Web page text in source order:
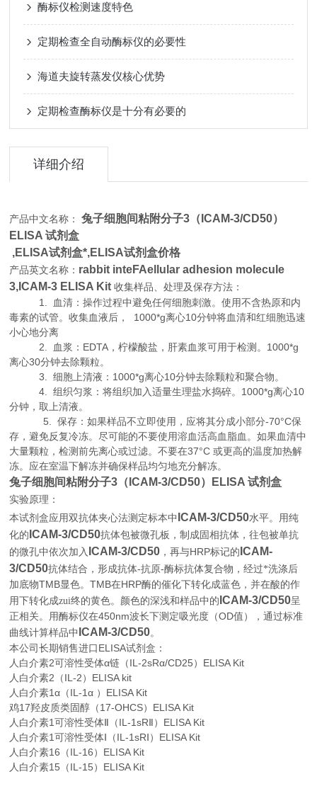
酶标仪检测速度特色
定期检查全自动酶标仪的必要性
海道夫旋转蒸发仪核心优势
定期检查酶标仪是十分有必要的
详细介绍
产品中文名称：
兔子细胞间粘附分子3（ICAM-3/CD50）
ELISA 试剂盒
,ELISA试剂盒*,ELISA试剂盒价格
产品英文名称： rabbit inteFAellular adhesion molecule
3,ICAM-3 ELISA Kit收集样品、处理及保存方法：
1. 血清：操作过程中避免任何细胞刺激。使用不含热原和内
毒素的试管。收集血液后， 1000*g离心10分钟将血清和红细胞迅速
小心地分离
2. 血浆：EDTA，柠檬酸盐，肝素血浆可用于检测。1000*g
离心30分钟去除颗粒。
3. 细胞上清液：1000*g离心10分钟去除颗粒和聚合物。
4. 组织匀浆：将组织加入适量生理盐水捣碎。1000*g离心10
分钟，取上清液。
5. 保存：如果样品不立即使用，应将其分成小部分-70°C保
存，避免反复冷冻。尽可能的不要使用溶血活高血脂血。如果血清中
大量颗粒，检测前先离心或过滤。不要在37°C 或更高的温度加热解
冻。应在室温下解冻并确保样品均匀地充分解冻。
兔子细胞间粘附分子3（ICAM-3/CD50）ELISA 试剂盒
实验原理 ：
本试剂盒应用双抗体夹心法测定标本中 ICAM-3/CD50水平。用纯
化的 ICAM-3/CD50抗体包被微孔板，制成固相抗体，往包被单抗
的微孔中依次加入 ICAM-3/CD50 ，再与HRP标记的 ICAM-
3/CD50抗体结合，形成抗体-抗原-酶标抗体复合物，经过*洗涤后
加底物TMB显色。TMB在HRP酶的催化下转化成蓝色，并在酸的作
用下转化成zui终的黄色。颜色的深浅和样品中的 ICAM-3/CD50呈
正相关。用酶标仪在450nm波长下测定吸光度（OD值），通过标准
曲线计算样品中 ICAM-3/CD50。
本公司长期销售进口ELISA试剂盒：
人白介素2可溶性受体α链（IL-2sRα/CD25）ELISA Kit
人白介素2（IL-2）ELISA kit
人白介素1α（IL-1α ）ELISA Kit
鸡17羟皮质类固醇（17-OHCS）ELISA Kit
人白介素1可溶性受体Ⅱ（IL-1sRⅡ）ELISA Kit
人白介素1可溶性受体Ⅰ（IL-1sRⅠ）ELISA Kit
人白介素16（IL-16）ELISA Kit
人白介素15（IL-15）ELISA Kit